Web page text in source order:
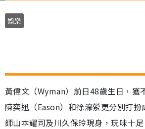
娛樂
黃偉文（Wyman）前日48歲生日，獲
陳奕迅（Eason）和徐濠縈更分別打
師山本耀司及川久保玲現身，玩味十足